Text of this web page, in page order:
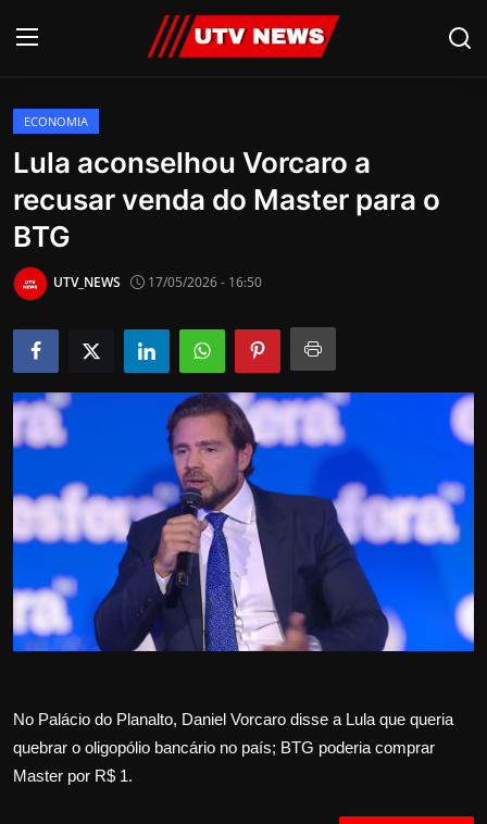
AO VIVO
PIRACICABA
CAMPINAS
LIMEIRA
ESPIRITO SANTO
Economia
Internacional
Educação
Política
Saúde
ECONOMIA
Lula aconselhou Vorcaro a
recusar venda do Master para o
BTG
UTV_NEWS 17/05/2026 - 16:50
No Palácio do Planalto, Daniel Vorcaro disse a Lula que queria
quebrar o oligopólio bancário no país; BTG poderia comprar
Master por R$ 1.